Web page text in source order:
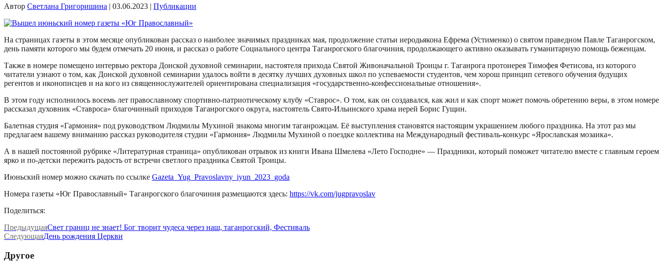
Автор Светлана Григоришина | 03.06.2023 | Публикации
На страницах газеты в этом месяце опубликован рассказ о наиболее значимых праздниках мая, продолжение статьи иеродьякона Ефрема (Устименко) о святом праведном Павле Таганрогском,
день памяти которого мы будем отмечать 20 июня, и рассказ о работе Социального центра Таганрогского благочиния, продолжающего активно оказывать гуманитарную помощь беженцам.
Также в номере помещено интервью ректора Донской духовной семинарии, настоятеля прихода Святой Живоначальной Троицы г. Таганрога протоиерея Тимофея Фетисова, из которого
читатели узнают о том, как Донской духовной семинарии удалось войти в десятку лучших духовных школ по успеваемости студентов, чем хорош принцип сетевого обучения будущих
регентов и иконописцев и на кого из священнослужителей ориентирована специализация «государственно-конфессиональные отношения».
В этом году исполнилось восемь лет православному спортивно-патриотическому клубу «Ставрос». О том, как он создавался, как жил и как спорт может помочь обретению веры, в этом номере
рассказал духовник «Ставроса» благочинный приходов Таганрогского округа, настоятель Свято-Ильинского храма иерей Борис Гущин.
Балетная студия «Гармония» под руководством Людмилы Мухиной знакома многим таганрожцам. Её выступления становятся настоящим украшением любого праздника. На этот раз мы
предлагаем вашему вниманию рассказ руководителя студии «Гармония» Людмилы Мухиной о поездке коллектива на Международный фестиваль-конкурс «Ярославская мозаика».
А в нашей постоянной рубрике «Литературная страница» опубликован отрывок из книги Ивана Шмелева «Лето Господне» — Праздники, который поможет читателю вместе с главным героем
ярко и по-детски пережить радость от встречи светлого праздника Святой Троицы.
Июньский номер можно скачать по ссылке Gazeta_Yug_Pravoslavny_iyun_2023_goda
Номера газеты «Юг Православный» Таганрогского благочиния размещаются здесь: https://vk.com/jugpravoslav
Поделиться:
ПредыдущаяСвет границ не знает! Бог творит чудеса через наш, таганрогский, Фестиваль
СледующаяДень рождения Церкви
Другое